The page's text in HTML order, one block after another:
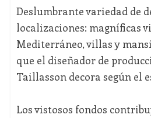
Deslumbrante variedad de
localizaciones: magníficas
Mediterráneo, villas y
que el diseñador de
Taillasson decora según el
Los vistosos fondos